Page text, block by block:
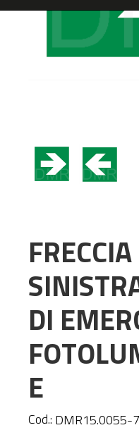
FRECCIA
DI
E
Cod.: DMR15.0055-